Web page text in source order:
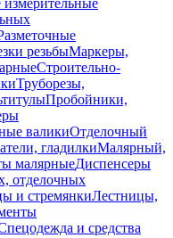
резьбыМаркеры,
Строительно-
Труборезы,
Пробойники,
валикиОтделочный
гладилкиМалярный,
малярныеДиспенсеры
отделочных
и стремянкиЛестницы,
и средства